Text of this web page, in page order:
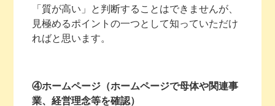
「質が高い」と判断することはできませんが、
見極めるポイントの一つとして知っていただけ
ればと思います。
④ホームページ（ホームページで母体や関連事
業、経営理念等を確認）